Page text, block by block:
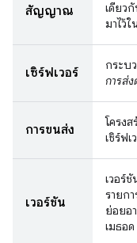
สัญญาณ
เดียว
มาไว้
เซิร์ฟเวอร์
กระบ
การส่
การขนส่ง
โครง
เซิร์ฟเ
เวอร์ชัน
เวอร์
รายก
ย่อยอ
เมธอด